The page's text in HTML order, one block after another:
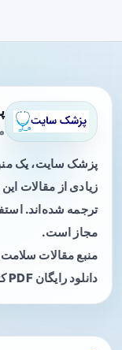
پزشک سایت، یک
زیادی از مقالات
ترجمه شده‌اند.
مجاز است.
منبع مقالات
دانلود رایگان PDF کتاب‌های پزشکی.